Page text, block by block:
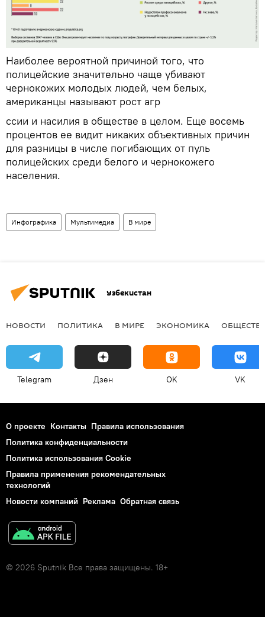
Наиболее вероятной причиной того, что
полицейские значительно чаще убивают
чернокожих молодых людей, чем белых,
американцы называют рост агр
ссии и насилия в обществе в целом. Еще восемь
процентов ее видит никаких объективных причин
для разницы в числе погибающих от пуль
полицейских среди белого и чернокожего
населения.
Инфографика Мультимедиа В мире
Узбекистан
НОВОСТИ ПОЛИТИКА В МИРЕ ЭКОНОМИКА
Telegram Дзен OK VK
О проекте Контакты Правила использования
Политика конфиденциальности
Политика использования Cookie
Правила применения рекомендательных
технологий
Новости компаний Реклама Обратная связь
© 2026 Sputnik Все права защищены. 18+